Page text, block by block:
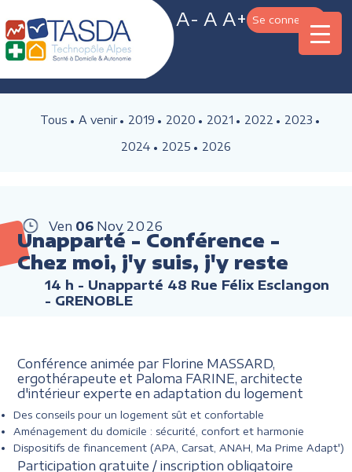
A- A A+ Se connecter
Tous A venir 2019 2020 2021 2022
2023
2024
2025 2026
Ven 06 Nov 2026
Unapparté - Conférence -
Chez moi, j'y suis, j'y reste
14 h - Unapparté 48 Rue Félix Esclangon
- GRENOBLE
Conférence animée par Florine MASSARD,
ergothérapeute et Paloma FARINE, architecte
d'intérieur experte en adaptation du logement
Des conseils pour un logement sût et confortable
Aménagement du domicile : sécurité, confort et harmonie
Dispositifs de financement (APA, Carsat, ANAH, Ma Prime Adapt')
Participation gratuite / inscription obligatoire